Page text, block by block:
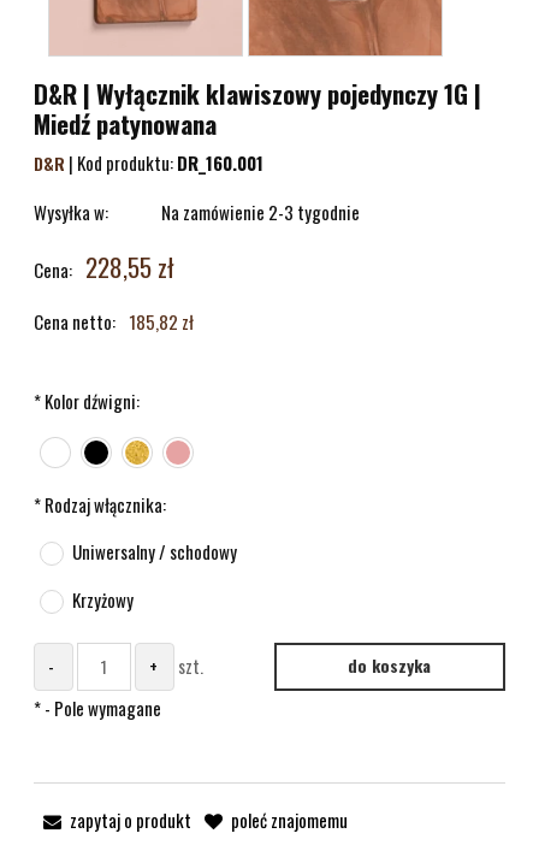
D&R | Wyłącznik klawiszowy pojedynczy 1G |
Miedź patynowana
D&R | Kod produktu:DR_160.001
Wysyłka w:
Na zamówienie 2-3 tygodnie
Cena: 228,55 zł
Cena netto: 185,82 zł
*Kolor dźwigni:
*Rodzaj włącznika:
Uniwersalny / schodowy
Krzyżowy
- + szt. do koszyka
*- Pole wymagane
zapytaj o produkt
poleć znajomemu